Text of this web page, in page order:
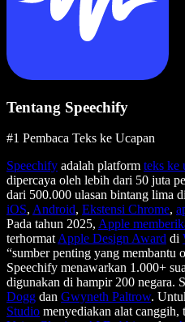
Tentang Speechify
#1 Pembaca Teks ke Ucapan
Speechify adalah platform teks ke
dipercaya oleh lebih dari 50 juta
dari 500.000 ulasan bintang lima
iOS, Android, Ekstensi Chrome,
Pada tahun 2025, Apple
terhormat Apple Design Award di
“sumber penting yang membantu
Speechify menawarkan 1.000+
digunakan di hampir 200 negara.
Dogg dan Gwyneth Paltrow.
Studio menyediakan alat canggih,